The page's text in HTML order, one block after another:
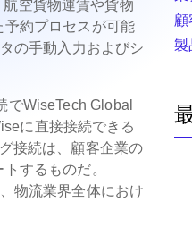
空貨物運賃や貨物
約プロセスが可能
の手動入力およびシ
WiseTech Global
に直接接続できる
接続は、顧客企業の
するものだ。
物流業界全体におけ
顧
製